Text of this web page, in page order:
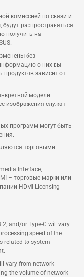
комиссией по связи и
распространяться
получить на
без
о них вы
продуктов зависит от
модели
изображения служат
программ могут быть
торговыми
Interface,
– торговые марки или
HDMI Licensing
and/or Type-C will vary
speed of the
to system
vary from network
the volume of network